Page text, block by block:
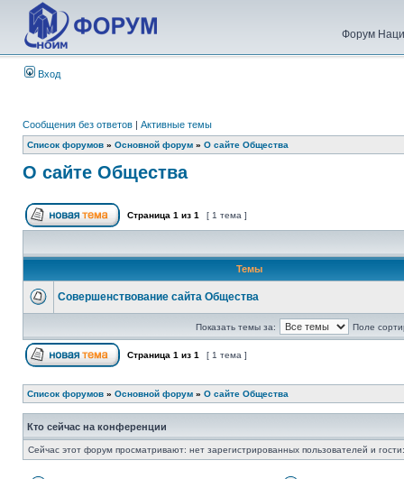
Форум
Вход
Сообщения без ответов | Активные темы
Список форумов » Основной форум » О сайте Общества
О сайте Общества
Страница 1 из 1 [ 1 тема ]
Темы
Совершенствование сайта Общества
Показать темы за: Поле
Страница 1 из 1 [ 1 тема ]
Список форумов » Основной форум » О сайте Общества
Кто сейчас на конференции
Сейчас этот форум просматривают: нет зарегистрированных пользователей и